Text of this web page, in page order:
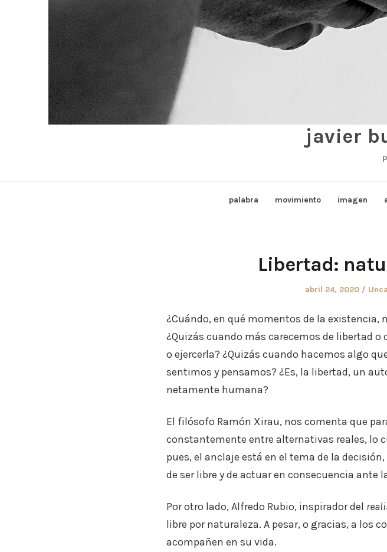
javier
palabra movimiento imagen
Libertad:
Posted
abril 24, 2020
¿Cuándo, en qué momentos de la existencia,
¿Quizás cuando más carecemos de libertad
o ejercerla? ¿Quizás cuando hacemos algo
sentimos y pensamos? ¿Es, la libertad, un
netamente humana?
El filósofo Ramón Xirau, nos comenta que
constantemente entre alternativas reales, lo
pues, el anclaje está en el tema de la
de ser libre y de actuar en consecuencia ante
Por otro lado, Alfredo Rubio, inspirador del
libre por naturaleza. A pesar, o gracias, a los
acompañen en su vida.